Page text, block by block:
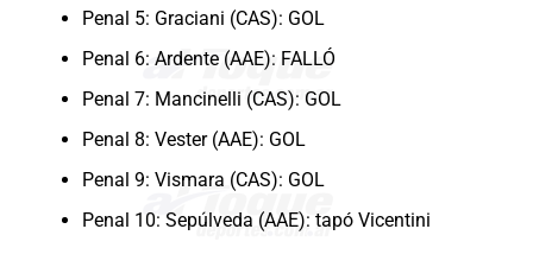
Penal 5: Graciani (CAS): GOL
Penal 6: Ardente (AAE): FALLÓ
Penal 7: Mancinelli (CAS): GOL
Penal 8: Vester (AAE): GOL
Penal 9: Vismara (CAS): GOL
Penal 10: Sepúlveda (AAE): tapó Vicentini